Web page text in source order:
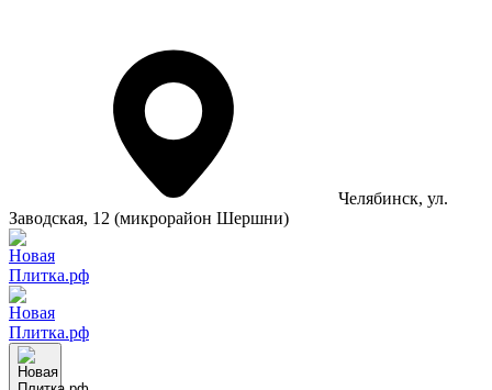
Челябинск, ул.
Заводская, 12 (микрорайон Шершни)